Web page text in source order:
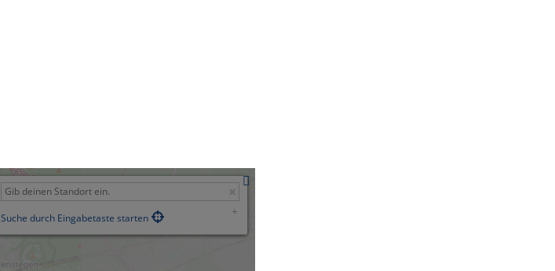
Suche durch Eingabetaste starten